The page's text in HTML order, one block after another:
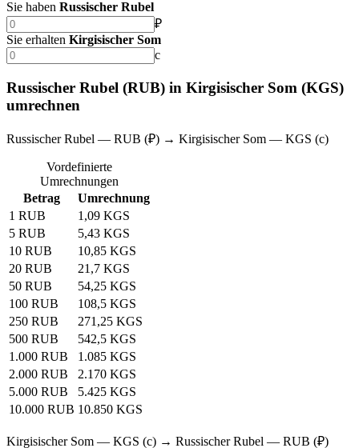
Sie haben Russischer Rubel
₽
Sie erhalten Kirgisischer Som
с
Russischer Rubel (RUB) in Kirgisischer Som (KGS)
umrechnen
Russischer Rubel — RUB (₽) → Kirgisischer Som — KGS (с)
Vordefinierte
Umrechnungen
Betrag
Umrechnung
1 RUB
1,09 KGS
5 RUB
5,43 KGS
10 RUB
10,85 KGS
20 RUB
21,7 KGS
50 RUB
54,25 KGS
100 RUB
108,5 KGS
250 RUB
271,25 KGS
500 RUB
542,5 KGS
1.000 RUB
1.085 KGS
2.000 RUB
2.170 KGS
5.000 RUB
5.425 KGS
10.000 RUB 10.850 KGS
Kirgisischer Som — KGS (с) → Russischer Rubel — RUB (₽)